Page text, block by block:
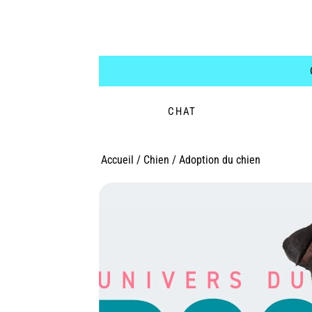
CHAT
Accueil / Chien / Adoption du chien